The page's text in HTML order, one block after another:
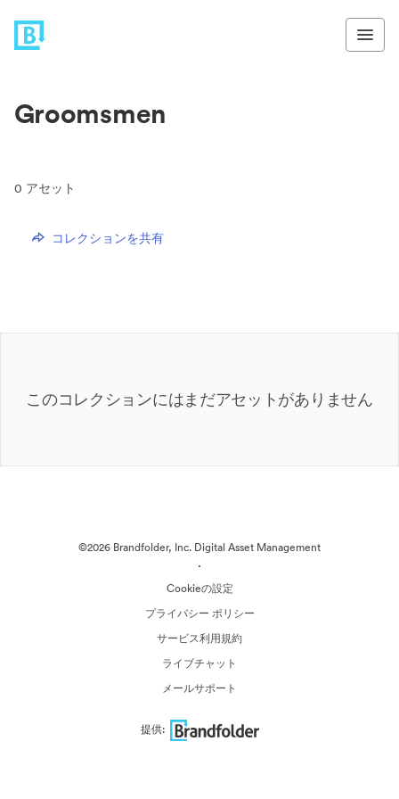
Groomsmen
0 アセット
コレクションを共有
このコレクションにはまだアセットがありません
©2026 Brandfolder, Inc. Digital Asset Management
·
Cookieの設定
プライバシー ポリシー
サービス利用規約
ライブチャット
メールサポート
提供: